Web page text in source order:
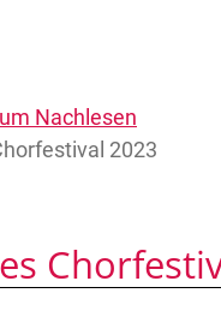
Nachlesen
2023